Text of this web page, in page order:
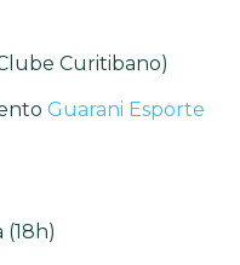
Curitibano)
Guarani Esporte